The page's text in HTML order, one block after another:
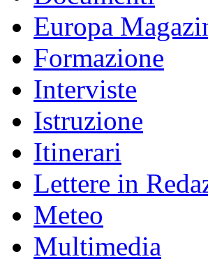
Europa
Formazione
Interviste
Istruzione
Itinerari
Lettere in
Meteo
Multimedia